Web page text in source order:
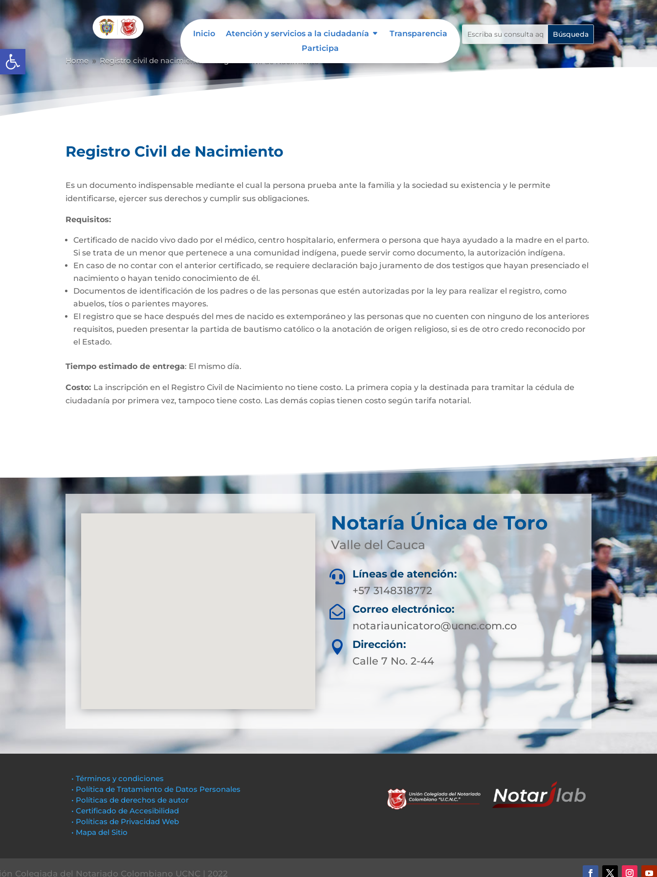
Abrir barra de herramientas
Inicio Atención y servicios a la ciudadanía
Transparencia
Participa
Home 9 Registro civil de nacimiento
Registro Civil de Nacimiento
Es un documento indispensable mediante el cual la persona prueba ante la familia y la sociedad su existencia y le permite
identificarse, ejercer sus derechos y cumplir sus obligaciones.
Requisitos:
Certificado de nacido vivo dado por el médico, centro hospitalario, enfermera o persona que haya ayudado a la madre en el parto.
Si se trata de un menor que pertenece a una comunidad indígena, puede servir como documento, la autorización indígena.
En caso de no contar con el anterior certificado, se requiere declaración bajo juramento de dos testigos que hayan presenciado el
nacimiento o hayan tenido conocimiento de él.
Documentos de identificación de los padres o de las personas que estén autorizadas por la ley para realizar el registro, como
abuelos, tíos o parientes mayores.
El registro que se hace después del mes de nacido es extemporáneo y las personas que no cuenten con ninguno de los anteriores
requisitos, pueden presentar la partida de bautismo católico o la anotación de origen religioso, si es de otro credo reconocido por
el Estado.
Tiempo estimado de entrega: El mismo día.
Costo: La inscripción en el Registro Civil de Nacimiento no tiene costo. La primera copia y la destinada para tramitar la cédula de
ciudadanía por primera vez, tampoco tiene costo. Las demás copias tienen costo según tarifa notarial.
Notaría Única de Toro
Valle del Cauca

Líneas de atención:
+57 3148318772
 Correo electrónico:
notariaunicatoro@ucnc.com.co

Dirección:
Calle 7 No. 2-44
• Términos y condiciones
• Política de Tratamiento de Datos Personales
• Políticas de derechos de autor
• Certificado de Accesibilidad
• Políticas de Privacidad Web
• Mapa del Sitio
Colegiada del Notariado Colombiano UCNC | 2022